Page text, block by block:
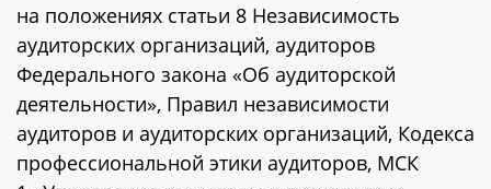
на положениях статьи 8 Независимость
аудиторских организаций, аудиторов
Федерального закона «Об аудиторской
деятельности», Правил независимости
аудиторов и аудиторских организаций, Кодекса
профессиональной этики аудиторов, МСК